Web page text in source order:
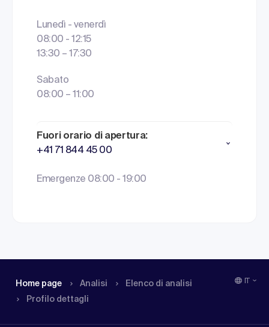
Lunedì - venerdì
08:00 - 12:15
13:30 – 17:30
Sabato
08:00 – 11:00
Fuori orario di apertura:
+41 71 844 45 00
Emergenze 08:00 - 19:00
Home page Analisi
Elenco di analisi
Profilo dettagli